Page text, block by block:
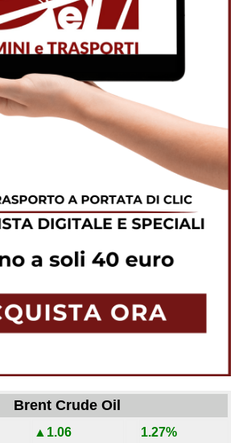
Brent Crude Oil
▲1.06 1.27%